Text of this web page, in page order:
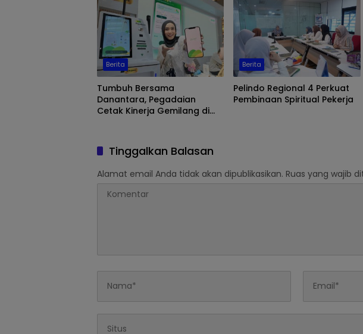
Berita
Tumbuh Bersama
Danantara, Pegadaian
Cetak Kinerja Gemilang di
Berita
Pelindo Regional 4 Perkuat
Pembinaan Spiritual Pekerja
Tinggalkan Balasan
Alamat email Anda tidak akan dipublikasikan. Ruas yang wajib